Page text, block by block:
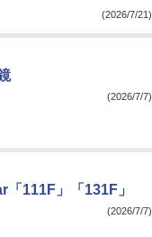
(2026/7/21)
(2026/7/7)
111F」「131F」
(2026/7/7)